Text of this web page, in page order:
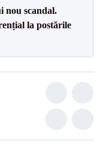
nou scandal.
la postările